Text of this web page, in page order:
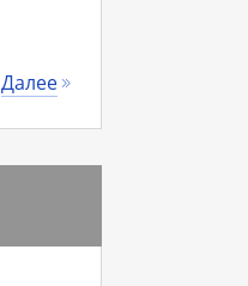
Далее